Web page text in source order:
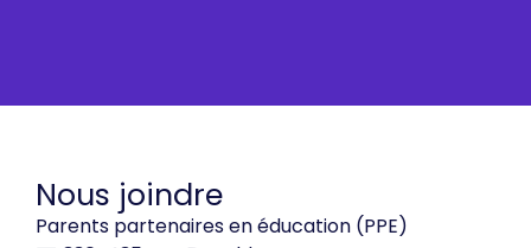
Nous joindre
Parents partenaires en éducation (PPE)